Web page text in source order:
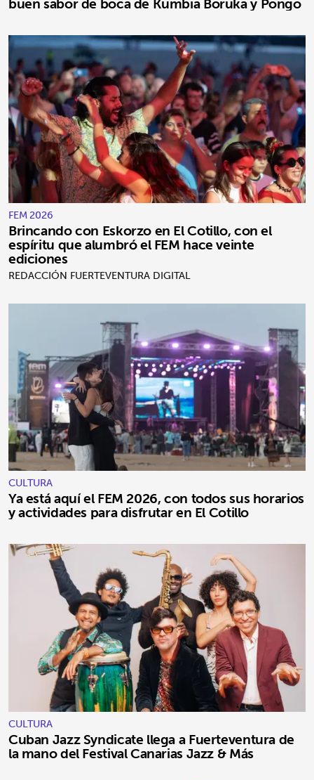
FEM 2026
Brincando con Eskorzo en El Cotillo, con el
espíritu que alumbró el FEM hace veinte
ediciones
REDACCIÓN FUERTEVENTURA DIGITAL
CULTURA
Ya está aquí el FEM 2026, con todos sus horarios
y actividades para disfrutar en El Cotillo
CULTURA
Cuban Jazz Syndicate llega a Fuerteventura de
la mano del Festival Canarias Jazz & Más